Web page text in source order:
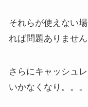
それらが使えない
れば問題ありません
さらにキャッシュ
いかなくなり。。。